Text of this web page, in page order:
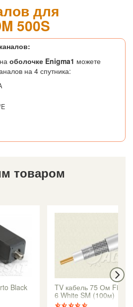
для
500S
оболочке Enigma1 можете
на 4 спутника:
товаром
Black
TV кабель 75 Ом
6 White SM (100м)